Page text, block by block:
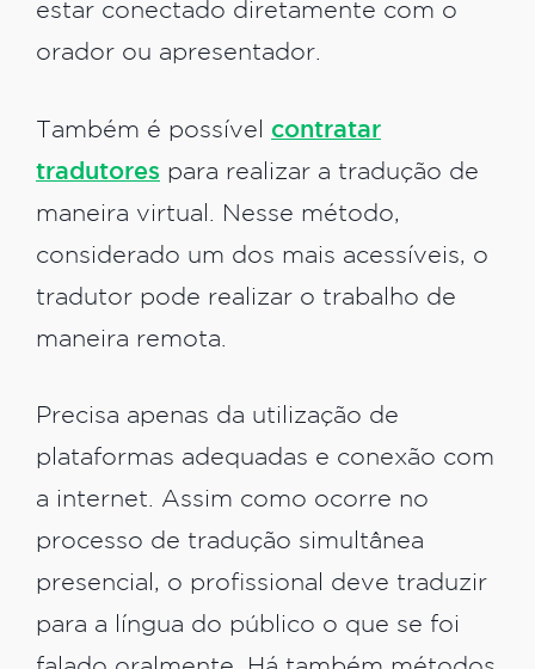
estar conectado diretamente com o
orador ou apresentador.
Também é possível contratar
tradutores para realizar a tradução de
maneira virtual. Nesse método,
considerado um dos mais acessíveis, o
tradutor pode realizar o trabalho de
maneira remota.
Precisa apenas da utilização de
plataformas adequadas e conexão com
a internet. Assim como ocorre no
processo de tradução simultânea
presencial, o profissional deve traduzir
para a língua do público o que se foi